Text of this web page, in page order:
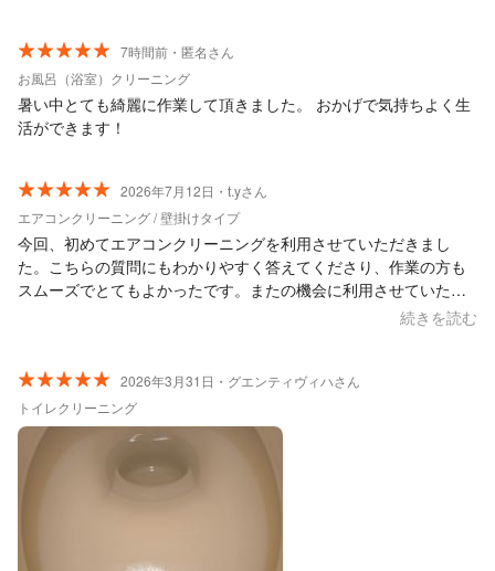
7時間前・匿名さん
お風呂（浴室）クリーニング
暑い中とても綺麗に作業して頂きました。 おかげで気持ちよく生
活ができます！
2026年7月12日・t.yさん
エアコンクリーニング / 壁掛けタイプ
今回、初めてエアコンクリーニングを利用させていただきまし
た。こちらの質問にもわかりやすく答えてくださり、作業の方も
スムーズでとてもよかったです。またの機会に利用させていただ
続きを読む
2026年3月31日・グエンティヴィハさん
トイレクリーニング